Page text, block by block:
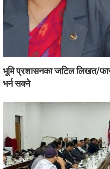
भूमि प्रशासनका जटिल लिखत/
भर्न सक्ने